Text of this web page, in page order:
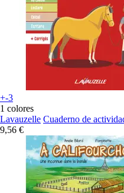
+-3
1 colores
Lavauzelle Cuaderno de
9,56 €